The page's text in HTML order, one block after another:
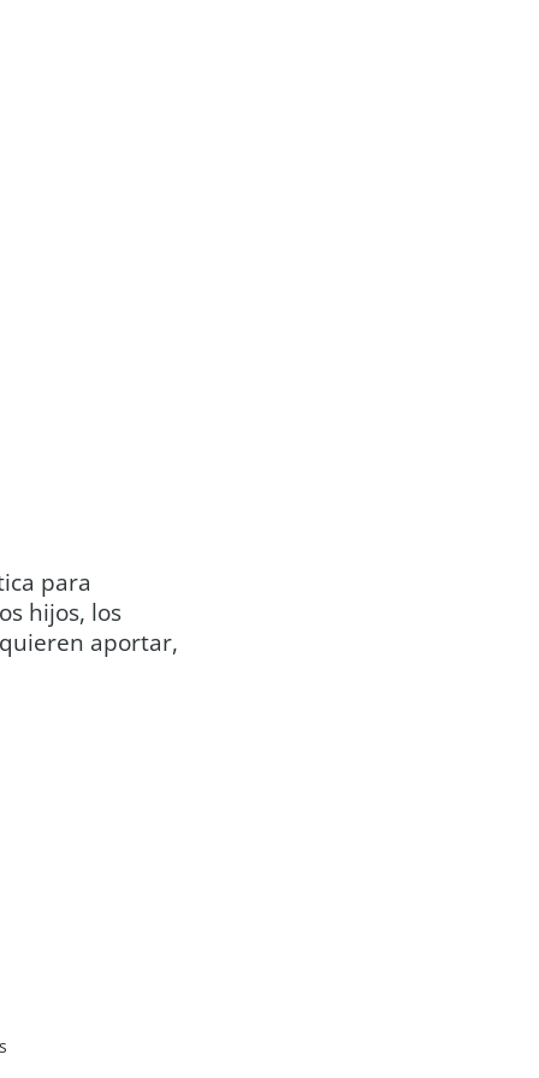
para
hijos, los
aportar,